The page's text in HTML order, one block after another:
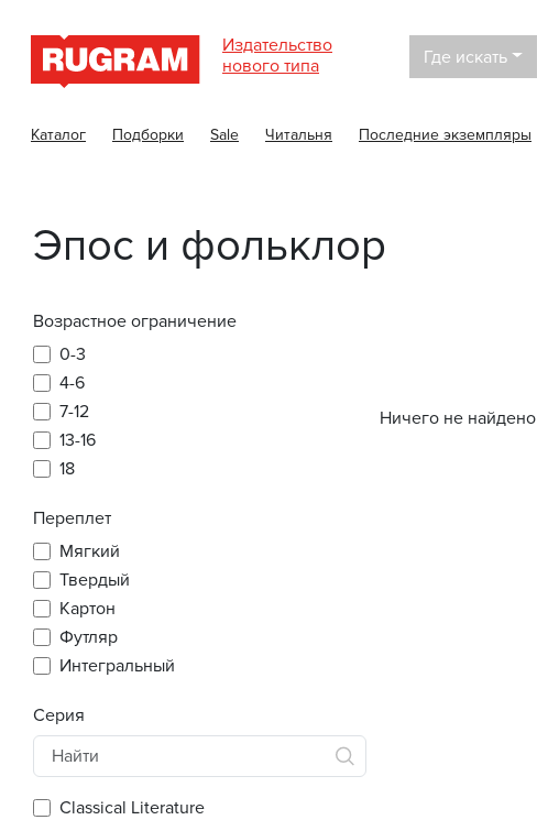
Издательство
нового типа
Где искать
Каталог Подборки Sale Читальня Последние экземпляры
Эпос и фольклор
Возрастное ограничение
0-3
4-6
7-12
13-16
18
Переплет
Мягкий
Твердый
Картон
Футляр
Интегральный
Серия
Classical Literature
Ничего не найдено